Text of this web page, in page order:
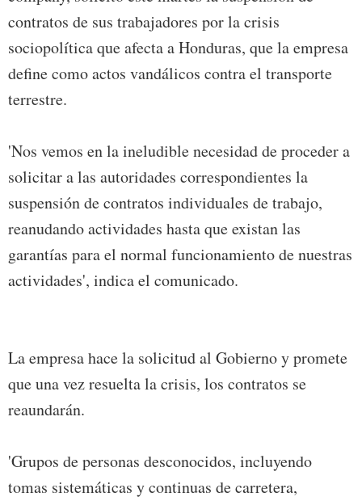
contratos de sus trabajadores por la crisis
sociopolítica que afecta a Honduras, que la empresa
define como actos vandálicos contra el transporte
terrestre.
'Nos vemos en la ineludible necesidad de proceder a
solicitar a las autoridades correspondientes la
suspensión de contratos individuales de trabajo,
reanudando actividades hasta que existan las
garantías para el normal funcionamiento de nuestras
actividades', indica el comunicado.
La empresa hace la solicitud al Gobierno y promete
que una vez resuelta la crisis, los contratos se
reaundarán.
'Grupos de personas desconocidos, incluyendo
tomas sistemáticas y continuas de carretera,